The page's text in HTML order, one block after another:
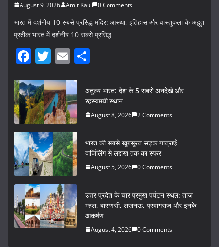
August 9, 2026 Amit Kaul 0 Comments
भारत में दर्शनीय 10 सबसे प्रसिद्ध मंदिर: आस्था, इतिहास और वास्तुकला के अद्भुत
प्रतीक भारत में दर्शनीय 10 सबसे प्रसिद्ध
F
c
e
b
o
o
k
T
itt
er
E
ai
l
ar
e
अतुल्य भारत: देश के 5 सबसे अनदेखे और
रहस्यमयी स्थान
August 8, 2026 2 Comments
भारत की सबसे खूबसूरत सड़क यात्राएँ:
दार्जिलिंग से लद्दाख तक का सफर
August 5, 2026 0 Comments
उत्तर प्रदेश के चार प्रमुख पर्यटन स्थल: ताज
महल, वाराणसी, लखनऊ, प्रयागराज और इनके
आकर्षण
August 4, 2026 0 Comments